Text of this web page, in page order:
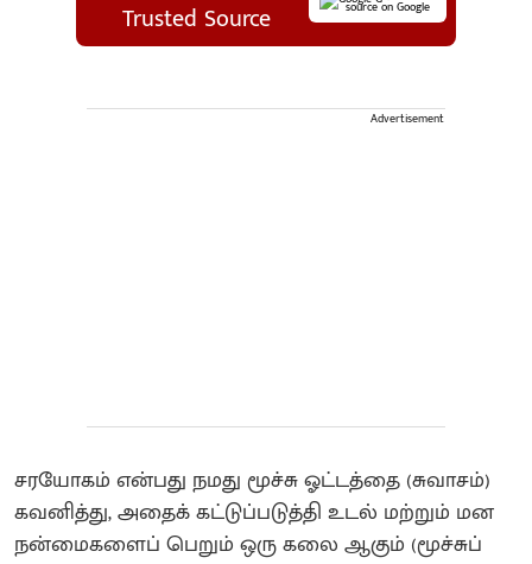
Trusted Source
source on Google
Advertisement
சரயோகம் என்பது நமது மூச்சு ஓட்டத்தை (சுவாசம்)
கவனித்து, அதைக் கட்டுப்படுத்தி உடல் மற்றும் மன
நன்மைகளைப் பெறும் ஒரு கலை ஆகும் (மூச்சுப்